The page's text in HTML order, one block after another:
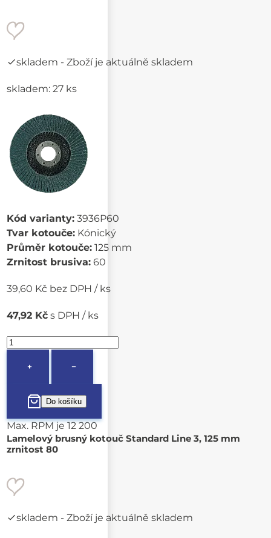
skladem - Zboží je aktuálně skladem
skladem: 27 ks
Kód varianty: 3936P60
Tvar kotouče: Kónický
Průměr kotouče: 125 mm
Zrnitost brusiva: 60
39,60 Kč bez DPH / ks
47,92 Kč s DPH / ks
+ −
Max. RPM je 12 200
Lamelový brusný kotouč Standard Line 3, 125 mm
zrnitost 80
skladem - Zboží je aktuálně skladem